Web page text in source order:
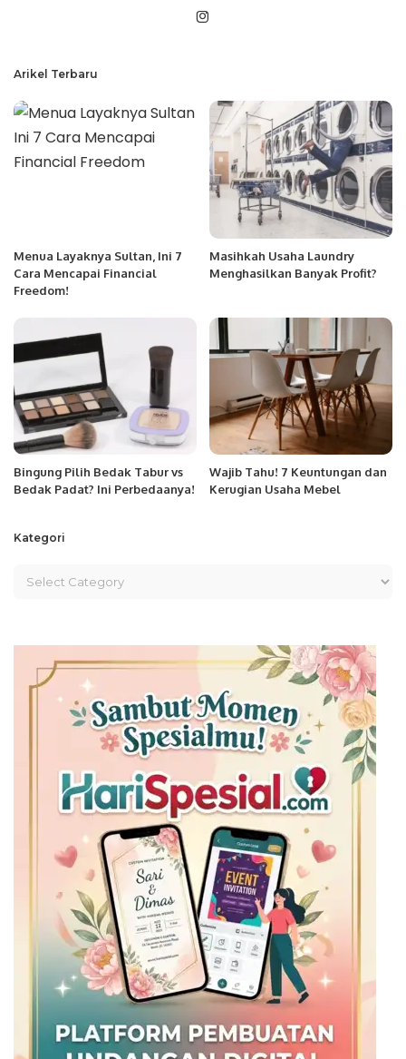
Arikel Terbaru
Menua Layaknya Sultan, Ini 7
Cara Mencapai Financial
Freedom!
Masihkah Usaha Laundry
Menghasilkan Banyak Profit?
Bingung Pilih Bedak Tabur vs
Bedak Padat? Ini Perbedaanya!
Wajib Tahu! 7 Keuntungan dan
Kerugian Usaha Mebel
Kategori